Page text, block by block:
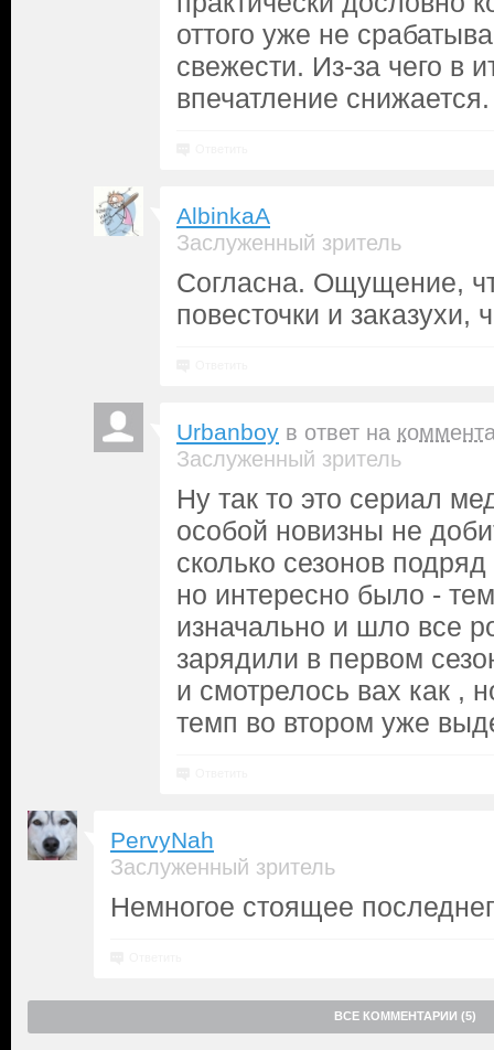
оттого уже не
свежести. Из-за чего в
впечатление снижается.
AlbinkaA
Заслуженный зритель
Согласна. Ощущение,
повесточки и заказухи,
Urbanboy в ответ на
Заслуженный зритель
Ну так то это сериал
особой новизны не
сколько сезонов
но интересно было -
изначально и шло все
зарядили в первом
и смотрелось вах как ,
темп во втором уже
PervyNah
Заслуженный зритель
Немногое стоящее
ВСЕ КОММЕНТАРИИ (5)